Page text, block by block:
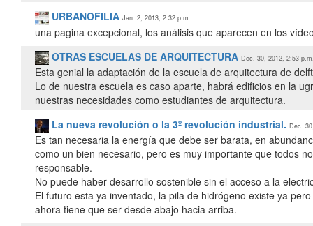
URBANOFILIA Jan. 2, 2013, 2:32 p.m.
una pagina excepcional, los análisis que aparecen en los
OTRAS ESCUELAS DE ARQUITECTURA Dec. 30, 2012, 2:53
Esta genial la adaptación de la escuela de arquitectura de
Lo de nuestra escuela es caso aparte, habrá edificios en la
nuestras necesidades como estudiantes de arquitectura.
La nueva revolución o la 3º revolución industrial. Dec.
Es tan necesaria la energía que debe ser barata, en
como un bien necesario, pero es muy importante que todos
responsable.
No puede haber desarrollo sostenible sin el acceso a la
El futuro esta ya inventado, la pila de hidrógeno existe ya
ahora tiene que ser desde abajo hacia arriba.